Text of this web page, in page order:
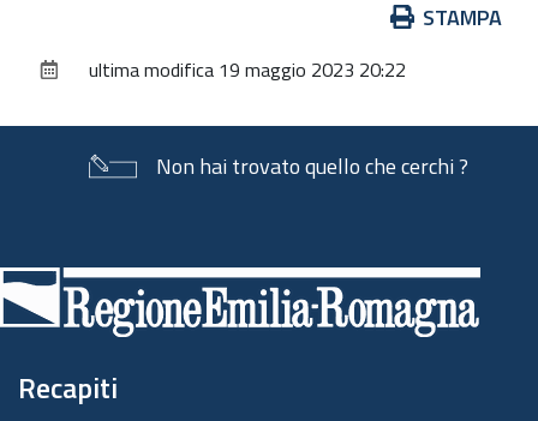
documento
STAMPA
ultima modifica 19 maggio 2023 20:22
Non hai trovato quello che cerchi ?
di
pagina
Recapiti